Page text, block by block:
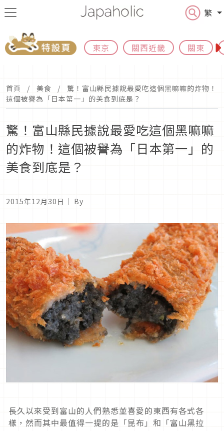
繁
東京 關西近畿 關東
首頁 美食
驚！富山縣民據說最愛吃這個黑嘛嘛的炸物！
這個被譽為「日本第一」的美食到底是？
驚！富山縣民據說最愛吃這個黑嘛嘛
的炸物！這個被譽為「日本第一」的
美食到底是？
2015年12月30日 ｜ By
長久以來受到富山的人們熟悉並喜愛的東西有各式各
樣，然而其中最值得一提的是「昆布」和「富山黑拉